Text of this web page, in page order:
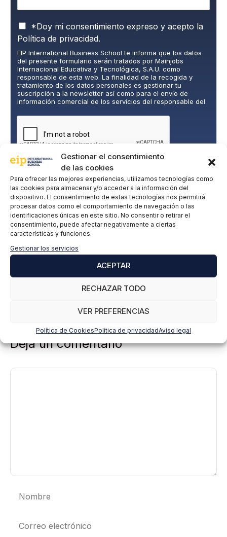
Gestionar el consentimiento
de las cookies
Para ofrecer las mejores experiencias, utilizamos tecnologías como
las cookies para almacenar y/o acceder a la información del
dispositivo. El consentimiento de estas tecnologías nos permitirá
procesar datos como el comportamiento de navegación o las
identificaciones únicas en este sitio. No consentir o retirar el
consentimiento, puede afectar negativamente a ciertas
características y funciones.
Gestionar los servicios
ACEPTAR
RECHAZAR TODO
VER PREFERENCIAS
Política de CookiesPolítica de privacidadAviso legal
P
o
l
í
t
i
c
a
d
e
i
v
a
c
i
d
a
d
*
*Doy mi consentimiento expreso y acepto la
Política de privacidad.
EIP International Business School te informa que los datos
del presente formulario serán tratados por Mainjobs
Internacional Educativa y Tecnológica, S.A.U. como
responsable de esta web. La finalidad de la recogida y
tratamiento de los datos personales es gestionar tu
suscripción a la newsletter así como para el envío de
información comercial de los servicios del responsable del
del/a interesado/a. No se cederán datos a terceros, salvo
obligación legal. Podrás ejercer tus derechos de acceso,
rectificación, limitación y supresión de los datos en
cumplimiento@grupomainjobs.com
, así como el derecho a
Puedes consultar la información adicional y detallada sobre
Protección de datos en la Política de Privacidad que
SUSCRIBIRME
Deja un comentario
Comentario
electrónico